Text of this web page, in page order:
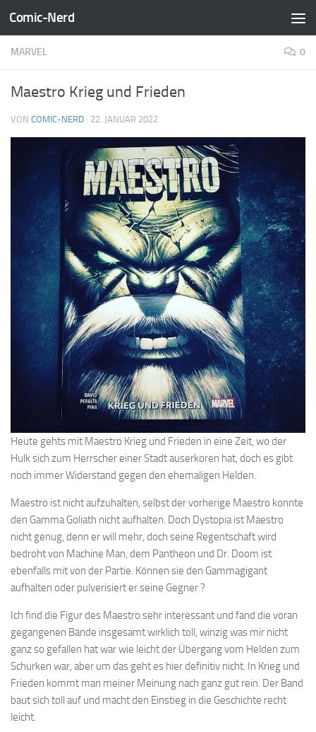
Zum Inhalt springen
Comic-Nerd
MARVEL 0
Maestro Krieg und Frieden
VON COMIC-NERD · 22. JANUAR 2022
Heute gehts mit Maestro Krieg und Frieden in eine Zeit, wo der
Hulk sich zum Herrscher einer Stadt auserkoren hat, doch es gibt
noch immer Widerstand gegen den ehemaligen Helden.
Maestro ist nicht aufzuhalten, selbst der vorherige Maestro konnte
den Gamma Goliath nicht aufhalten. Doch Dystopia ist Maestro
nicht genug, denn er will mehr, doch seine Regentschaft wird
bedroht von Machine Man, dem Pantheon und Dr. Doom ist
ebenfalls mit von der Partie. Können sie den Gammagigant
aufhalten oder pulverisiert er seine Gegner ?
Ich find die Figur des Maestro sehr interessant und fand die voran
gegangenen Bände insgesamt wirklich toll, winzig was mir nicht
ganz so gefallen hat war wie leicht der Übergang vom Helden zum
Schurken war, aber um das geht es hier definitiv nicht. In Krieg und
Frieden kommt man meiner Meinung nach ganz gut rein. Der Band
baut sich toll auf und macht den Einstieg in die Geschichte recht
leicht.